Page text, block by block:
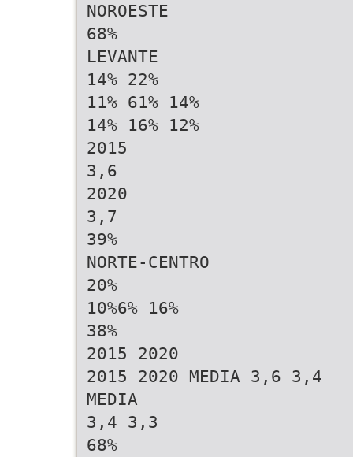
NOROESTE
68%
LEVANTE
14% 22%
11% 61% 14%
14% 16% 12%
2015
3,6
2020
3,7
39%
NORTE-CENTRO
20%
10%6% 16%
38%
2015 2020
2015 2020 MEDIA 3,6 3,4
MEDIA
3,4 3,3
68%